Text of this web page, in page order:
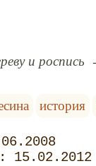
и роспись
история
15.02.2012